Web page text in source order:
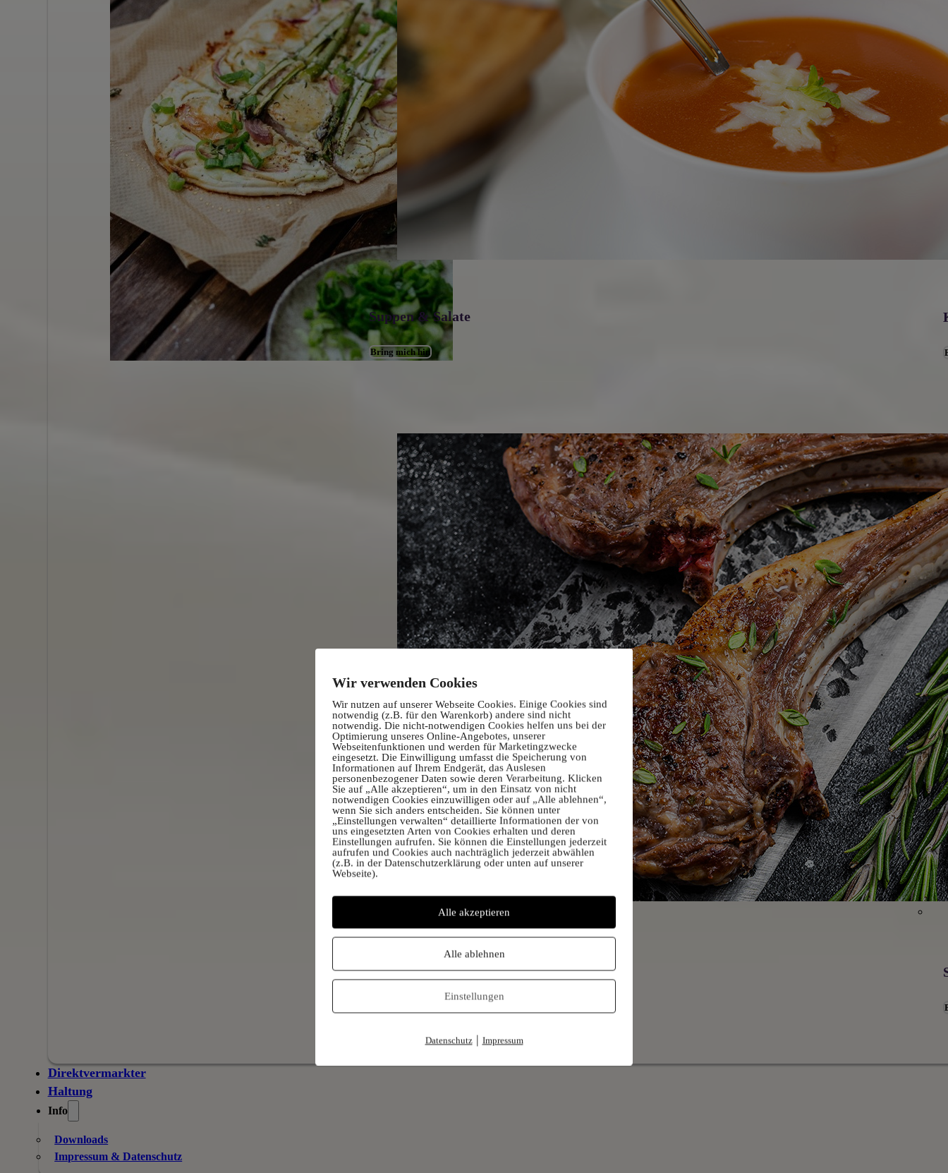
Suppen & Salate
Bring mich hin
Lamm- und Kitzfleisch
Direktvermarkter
Haltung
Info
Downloads
Impressum & Datenschutz
Wir verwenden Cookies
Wir nutzen auf unserer Webseite Cookies. Einige Cookies sind
notwendig (z.B. für den Warenkorb) andere sind nicht
notwendig. Die nicht-notwendigen Cookies helfen uns bei der
Optimierung unseres Online-Angebotes, unserer
Webseitenfunktionen und werden für Marketingzwecke
eingesetzt. Die Einwilligung umfasst die Speicherung von
Informationen auf Ihrem Endgerät, das Auslesen
personenbezogener Daten sowie deren Verarbeitung. Klicken
Sie auf „Alle akzeptieren“, um in den Einsatz von nicht
notwendigen Cookies einzuwilligen oder auf „Alle ablehnen“,
wenn Sie sich anders entscheiden. Sie können unter
„Einstellungen verwalten“ detaillierte Informationen der von
uns eingesetzten Arten von Cookies erhalten und deren
Einstellungen aufrufen. Sie können die Einstellungen jederzeit
aufrufen und Cookies auch nachträglich jederzeit abwählen
(z.B. in der Datenschutzerklärung oder unten auf unserer
Webseite).
Alle akzeptieren
Alle ablehnen
Einstellungen
Datenschutz| Impressum